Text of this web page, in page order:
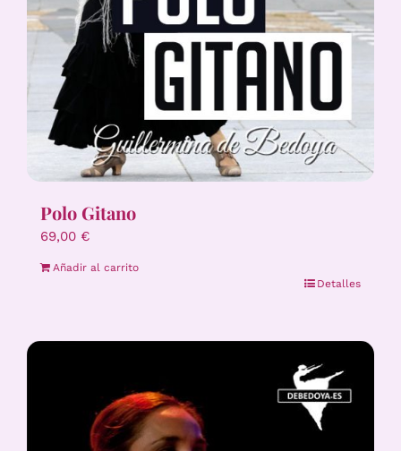
Polo Gitano
69,00 €
Añadir al carrito
Detalles